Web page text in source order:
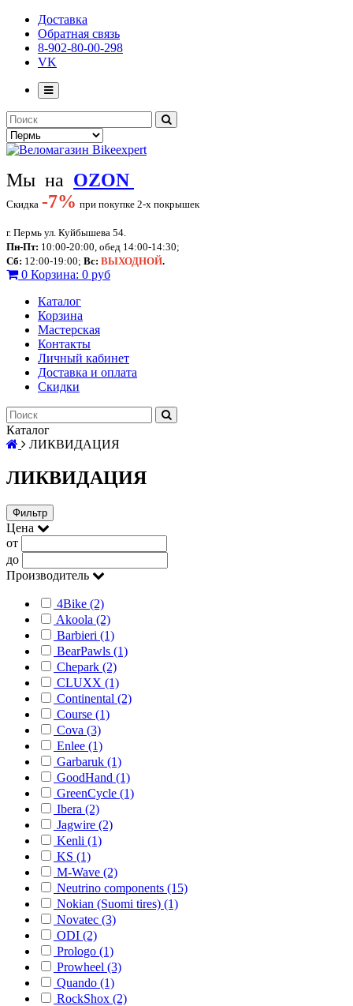
Доставка
Обратная связь
8-902-80-00-298
VK
Мы на OZON
Скидка -7% при покупке 2-х покрышек
г. Пермь ул. Куйбышева 54.
Пн-Пт: 10:00-20:00, обед 14:00-14:30;
Сб: 12:00-19:00; Вс: ВЫХОДНОЙ.
0 Корзина: 0 руб
Каталог
Корзина
Мастерская
Контакты
Личный кабинет
Доставка и оплата
Скидки
Каталог
ЛИКВИДАЦИЯ
ЛИКВИДАЦИЯ
Фильтр
Цена
от
до
Производитель
4Bike (2)
Akoola (2)
Barbieri (1)
BearPawls (1)
Chepark (2)
CLUXX (1)
Continental (2)
Course (1)
Cova (3)
Enlee (1)
Garbaruk (1)
GoodHand (1)
GreenCycle (1)
Ibera (2)
Jagwire (2)
Kenli (1)
KS (1)
M-Wave (2)
Neutrino components (15)
Nokian (Suomi tires) (1)
Novatec (3)
ODI (2)
Prologo (1)
Prowheel (3)
Quando (1)
RockShox (2)